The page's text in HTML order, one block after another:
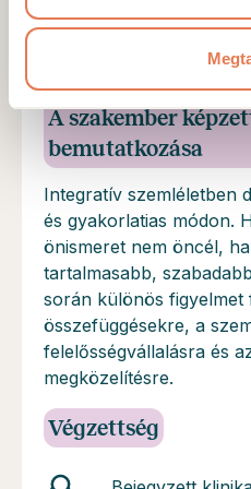
Mottó
Nem a múltat
találjuk meg.
A szakember
bemutatkozása
Integratív szemléletben
és gyakorlatias módon.
önismeret nem öncél,
tartalmasabb,
során különös
összefüggésekre, a
felelősségvállalásra és
megközelítésre.
Végzettség